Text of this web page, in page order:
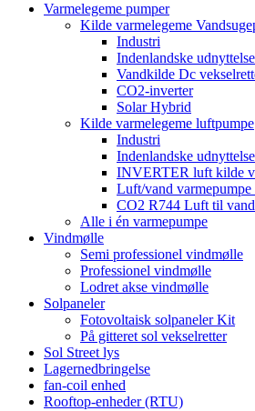
Varmelegeme pumper
Kilde varmelegeme
Industri
Indenlandske udnyttelse
Vandkilde Dc
CO2-inverter
Solar Hybrid
Kilde varmelegeme luftpumpe
Industri
Indenlandske udnyttelse
INVERTER luft kilde
Luft/vand
CO2 R744 Luft til
Alle i én varmepumpe
Vindmølle
Semi professionel vindmølle
Professionel vindmølle
Lodret akse vindmølle
Solpaneler
Fotovoltaisk solpaneler Kit
På gitteret sol vekselretter
Sol Street lys
Lagernedbringelse
fan-coil enhed
Rooftop-enheder (RTU)